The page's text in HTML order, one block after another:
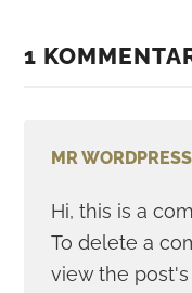
1
MR WORDPRESS
Hi, this is a
To delete a
view the